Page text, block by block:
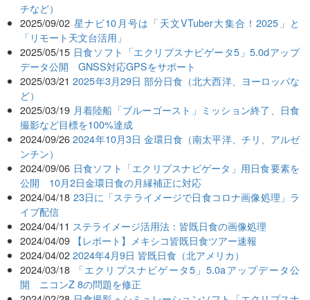
チなど）
2025/09/02 星ナビ10月号は「天文VTuber大集合！2025」と
「リモート天文台活用」
2025/05/15 日食ソフト「エクリプスナビゲータ5」5.0dアップ
データ公開 GNSS対応GPSをサポート
2025/03/21 2025年3月29日 部分日食（北大西洋、ヨーロッパな
ど）
2025/03/19 月着陸船「ブルーゴースト」ミッション終了、日食
撮影など目標を100%達成
2024/09/26 2024年10月3日 金環日食（南太平洋、チリ、アルゼ
ンチン）
2024/09/06 日食ソフト「エクリプスナビゲータ」用日食要素を
公開 10月2日金環日食の月縁補正に対応
2024/04/18 23日に「ステライメージで日食コロナ画像処理」ラ
イブ配信
2024/04/11 ステライメージ活用法：皆既日食の画像処理
2024/04/09 【レポート】メキシコ皆既日食ツアー速報
2024/04/02 2024年4月9日 皆既日食（北アメリカ）
2024/03/18
「エクリプスナビゲータ5」5.0aアップデータ公
開 ニコンZ 8の問題を修正